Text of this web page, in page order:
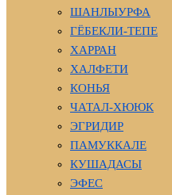
ШАНЛЫУРФА
ГЁБЕКЛИ-ТЕПЕ
ХАРРАН
ХАЛФЕТИ
КОНЬЯ
ЧАТАЛ-ХЮЮК
ЭГРИДИР
ПАМУККАЛЕ
КУШАДАСЫ
ЭФЕС